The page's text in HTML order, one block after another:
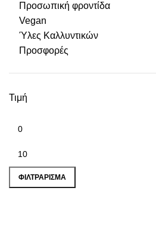
Προσωπική φροντίδα
Vegan
Ύλες Καλλυντικών
Προσφορές
Τιμή
Ελάχιστη τιμή
Μέγιστη τιμή
ΦΙΛΤΡΆΡΙΣΜΑ